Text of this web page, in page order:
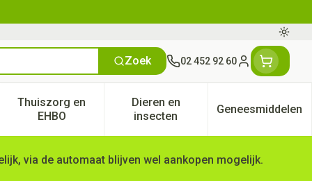
Zoek 02 452 92 60
Klant menu
categorie
voor Natuur geneeskunde categorie
Thuiszorg en
EHBOToon submenu voor Thuiszorg en EHBO categorie
Dieren en
insectenToon submenu voor Dieren
Geneesmiddelen
Toon
via de automaat blijven wel aankopen mogelijk.